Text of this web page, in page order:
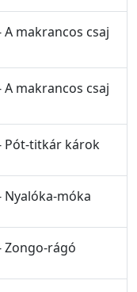
A makrancos csaj
A makrancos csaj
Pót-titkár károk
Nyalóka-móka
Zongo-rágó